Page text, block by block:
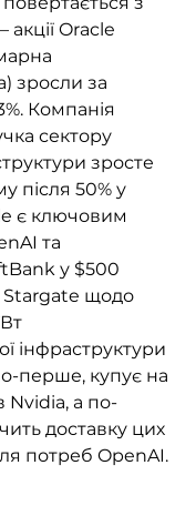
Oracle
зросли за
Компанія
сектору
зросте
після 50% у
є ключовим
та
у $500
Stargate щодо
інфраструктури
перше, купує на
Nvidia, а по-
доставку цих
потреб OpenAI.